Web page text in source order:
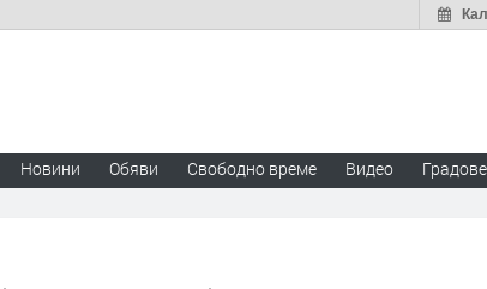
Новини Обяви Свободно време Видео Градове